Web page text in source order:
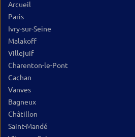
Arcueil
Paris
Ivry-sur-Seine
Malakoff
Villejuif
Charenton-le-Pont
Cachan
Vanves
Bagneux
Châtillon
Saint-Mandé